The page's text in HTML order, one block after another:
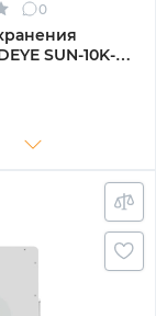
0
SUN-10K-
LFP 10000W
LiFePO4 6000